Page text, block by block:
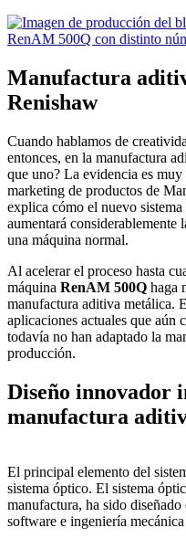
Manufactura
Renishaw
Cuando hablamos de
entonces, en la manufactura
que uno? La evidencia es
marketing de productos de
explica cómo el nuevo
aumentará considerablemente
una máquina normal.
Al acelerar el proceso hasta
máquina RenAM 500Q haga
manufactura aditiva metálica.
aplicaciones actuales que aún
todavía no han adaptado la
producción.
Diseño innovador
manufactura
El principal elemento del
sistema óptico. El sistema
manufactura, ha sido
software e ingeniería